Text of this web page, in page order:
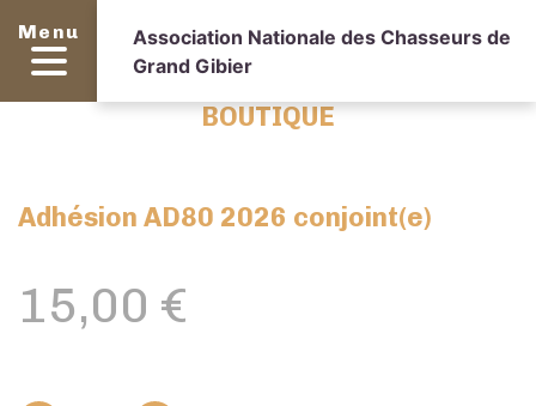
Menu
Association Nationale des Chasseurs de
Grand Gibier
BOUTIQUE
Adhésion AD80 2026 conjoint(e)
15,00 €